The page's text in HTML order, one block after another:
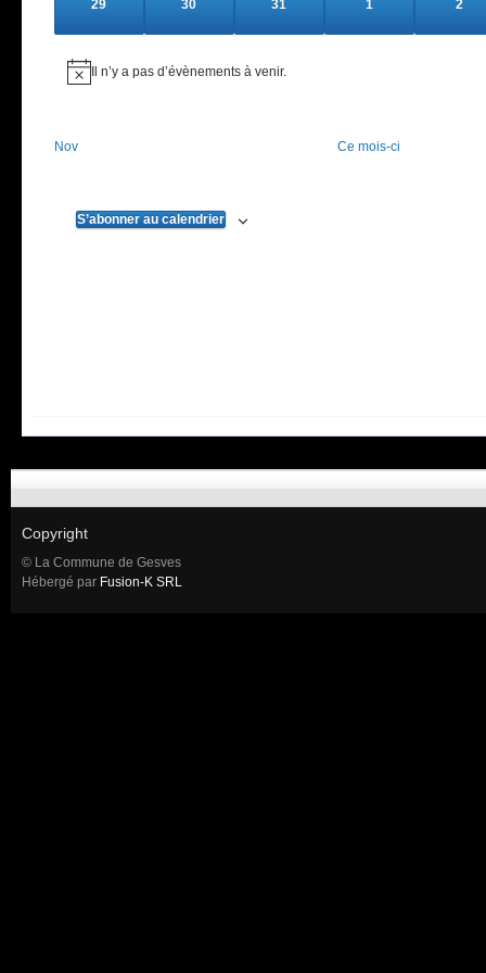
0
29
0
30
0
31
0
1
0
2
Notice
Il n’y a pas d’évènements à venir.
Nov Ce mois-ci
S’abonner au calendrier
Copyright
© La Commune de Gesves
Hébergé par Fusion-K SRL